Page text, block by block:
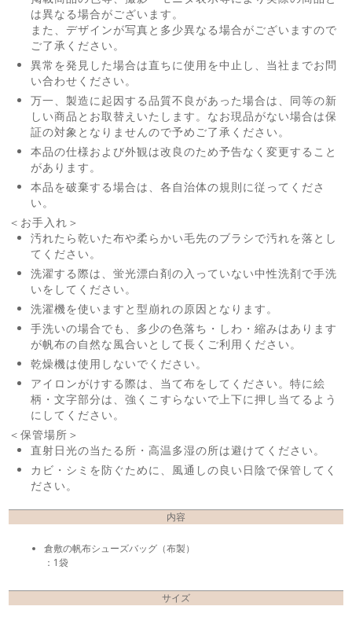
は異なる場合がございます。
また、デザインが写真と多少異なる場合がございますので
ご了承ください。
異常を発見した場合は直ちに使用を中止し、当社までお問
い合わせください。
万一、製造に起因する品質不良があった場合は、同等の新
しい商品とお取替えいたします。なお現品がない場合は保
証の対象となりませんので予めご了承ください。
本品の仕様および外観は改良のため予告なく変更すること
があります。
本品を破棄する場合は、各自治体の規則に従ってくださ
い。
＜お手入れ＞
汚れたら乾いた布や柔らかい毛先のブラシで汚れを落とし
てください。
洗濯する際は、蛍光漂白剤の入っていない中性洗剤で手洗
いをしてください。
洗濯機を使いますと型崩れの原因となります。
手洗いの場合でも、多少の色落ち・しわ・縮みはあります
が帆布の自然な風合いとして長くご利用ください。
乾燥機は使用しないでください。
アイロンがけする際は、当て布をしてください。特に絵
柄・文字部分は、強くこすらないで上下に押し当てるよう
にしてください。
＜保管場所＞
直射日光の当たる所・高温多湿の所は避けてください。
カビ・シミを防ぐために、風通しの良い日陰で保管してく
ださい。
内容
倉敷の帆布シューズバッグ（布製）
：1袋
サイズ